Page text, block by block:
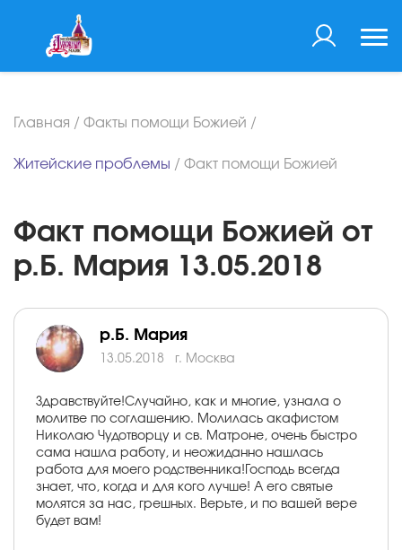
Главная / Факты помощи Божией /
Житейские проблемы / Факт помощи Божией
Факт помощи Божией от
р.Б. Мария 13.05.2018
р.Б. Мария
13.05.2018 г. Москва
Здравствуйте!Случайно, как и многие, узнала о
молитве по соглашению. Молилась акафистом
Николаю Чудотворцу и св. Матроне, очень быстро
сама нашла работу, и неожиданно нашлась
работа для моего родственника!Господь всегда
знает, что, когда и для кого лучше! А его святые
молятся за нас, грешных. Верьте, и по вашей вере
будет вам!